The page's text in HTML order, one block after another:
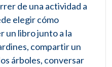
de una actividad a
elegir cómo
un libro junto a la
compartir un
árboles, conversar